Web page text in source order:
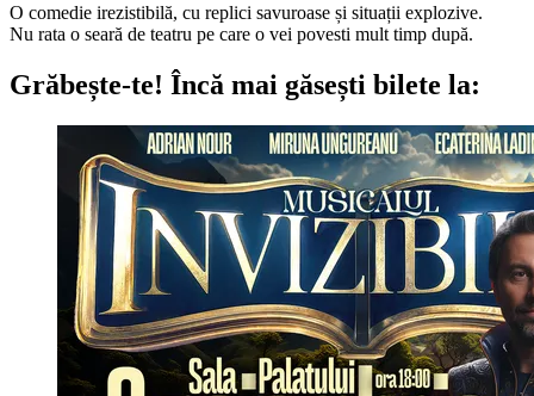
O comedie irezistibilă, cu replici savuroase și situații explozive.
Nu rata o seară de teatru pe care o vei povesti mult timp după.
Grăbește-te! Încă mai găsești bilete la: